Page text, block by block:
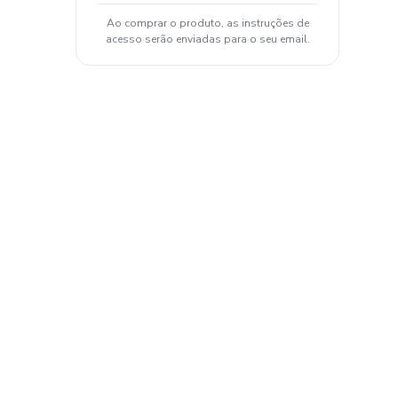
Ao comprar o produto, as instruções de
acesso serão enviadas para o seu email.